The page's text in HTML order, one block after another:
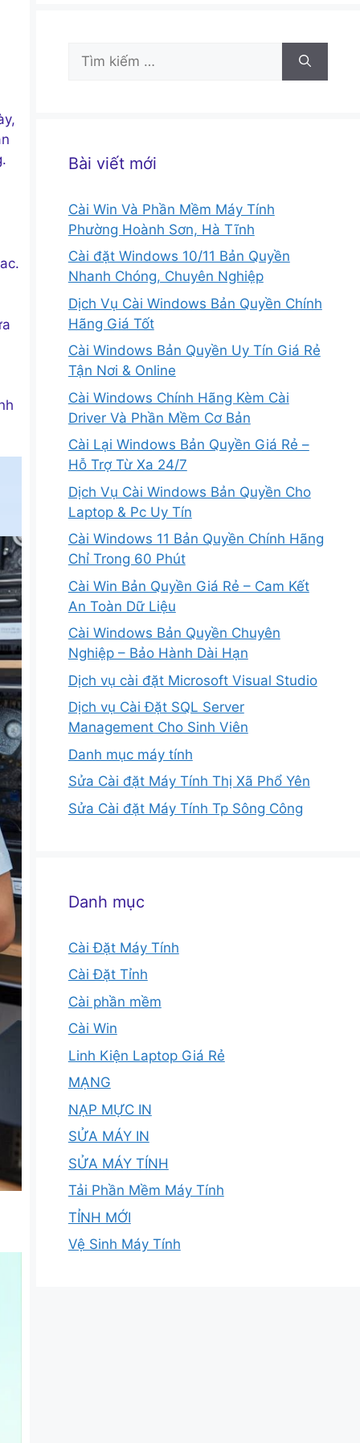
Tìm
kiếm
Bài viết mới
Cài Win Và Phần Mềm Máy Tính
Phường Hoành Sơn, Hà Tĩnh
Cài đặt Windows 10/11 Bản Quyền
Nhanh Chóng, Chuyên Nghiệp
Dịch Vụ Cài Windows Bản Quyền Chính
Hãng Giá Tốt
Cài Windows Bản Quyền Uy Tín Giá Rẻ
Tận Nơi & Online
Cài Windows Chính Hãng Kèm Cài
Driver Và Phần Mềm Cơ Bản
Cài Lại Windows Bản Quyền Giá Rẻ –
Hỗ Trợ Từ Xa 24/7
Dịch Vụ Cài Windows Bản Quyền Cho
Laptop & Pc Uy Tín
Cài Windows 11 Bản Quyền Chính Hãng
Chỉ Trong 60 Phút
Cài Win Bản Quyền Giá Rẻ – Cam Kết
An Toàn Dữ Liệu
Cài Windows Bản Quyền Chuyên
Nghiệp – Bảo Hành Dài Hạn
Dịch vụ cài đặt Microsoft Visual Studio
Dịch vụ Cài Đặt SQL Server
Management Cho Sinh Viên
Danh mục máy tính
Sửa Cài đặt Máy Tính Thị Xã Phổ Yên
Sửa Cài đặt Máy Tính Tp Sông Công
Danh mục
Cài Đặt Máy Tính
Cài Đặt Tỉnh
Cài phần mềm
Cài Win
Linh Kiện Laptop Giá Rẻ
MẠNG
NẠP MỰC IN
SỬA MÁY IN
SỬA MÁY TÍNH
Tải Phần Mềm Máy Tính
TỈNH MỚI
Vệ Sinh Máy Tính